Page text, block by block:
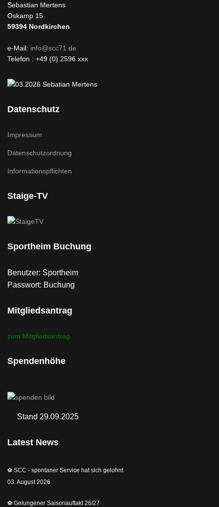
Sebastian Mertens
Oskamp 15
59394 Nordkirchen
e-Mail: info@scc71.de
Telefon : +49 (0) 2596 xxx
Datenschutz
Impressum
Datenschutzordnung
Informationspflichten
Staige-TV
Sportheim Buchung
Benutzer: Sportheim
Passwort: Buchung
Mitgliedsantrag
zum Mitgliedsantrag
Spendenhöhe
Stand 29.09.2025
Latest News
⚽️ SCC - spontaner Service hat sich gelohnt
03. August 2026
⚽️ Gelungener Saisonauftakt 26/27